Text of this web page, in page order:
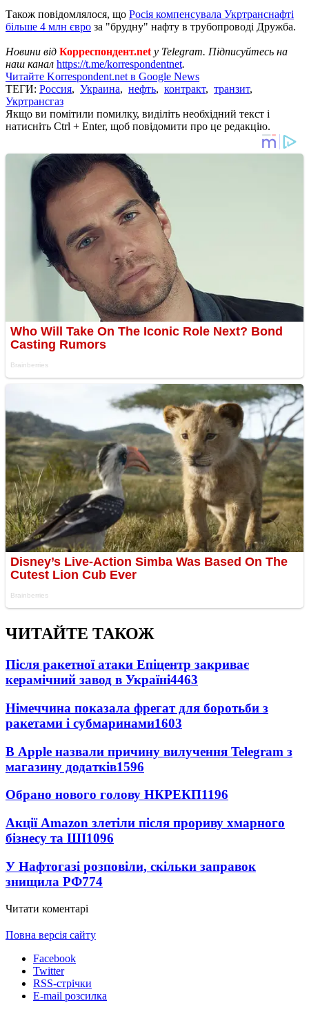
Також повідомлялося, що Росія компенсувала Укртранснафті
більше 4 млн євро за "брудну" нафту в трубопроводі Дружба.
Новини від Корреспондент.net у Telegram. Підписуйтесь на
наш канал https://t.me/korrespondentnet.
Читайте Korrespondent.net в Google News
ТЕГИ: Россия, Украина, нефть, контракт, транзит,
Укртрансгаз
Якщо ви помітили помилку, виділіть необхідний текст і
натисніть Ctrl + Enter, щоб повідомити про це редакцію.
ЧИТАЙТЕ ТАКОЖ
Після ракетної атаки Епіцентр закриває
керамічний завод в Україні4463
Німеччина показала фрегат для боротьби з
ракетами і субмаринами1603
В Apple назвали причину вилучення Telegram з
магазину додатків1596
Обрано нового голову НКРЕКП1196
Акції Amazon злетіли після прориву хмарного
бізнесу та ШІ1096
У Нафтогазі розповіли, скільки заправок
знищила РФ774
Читати коментарі
Повна версія сайту
Facebook
Twitter
RSS-стрічки
E-mail розсилка